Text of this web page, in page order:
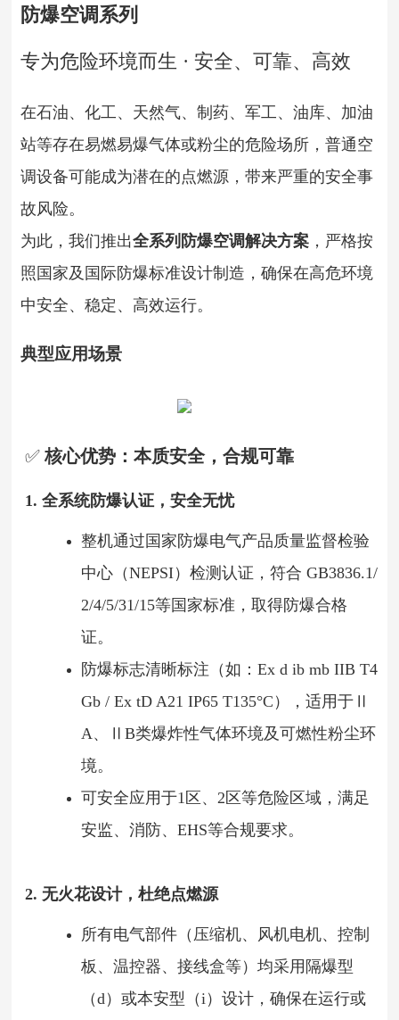
防爆空调系列
专为危险环境而生 · 安全、可靠、高效
在石油、化工、天然气、制药、军工、油库、加油
站等存在易燃易爆气体或粉尘的危险场所，普通空
调设备可能成为潜在的点燃源，带来严重的安全事
故风险。
为此，我们推出全系列防爆空调解决方案 ，严格按
照国家及国际防爆标准设计制造，确保在高危环境
中安全、稳定、高效运行。
典型应用场景
✅核心优势：本质安全，合规可靠
1. 全系统防爆认证，安全无忧
整机通过国家防爆电气产品质量监督检验
中心（NEPSI）检测认证，符合 GB3836.1/
2/4/5/31/15等国家标准，取得防爆合格
证。
防爆标志清晰标注（如：Ex d ib mb IIB T4
Gb / Ex tD A21 IP65 T135°C），适用于Ⅱ
A、ⅡB类爆炸性气体环境及可燃性粉尘环
境。
可安全应用于1区、2区等危险区域，满足
安监、消防、EHS等合规要求。
2. 无火花设计，杜绝点燃源
所有电气部件（压缩机、风机电机、控制
板、温控器、接线盒等）均采用隔爆型
（d）或本安型（i）设计，确保在运行或